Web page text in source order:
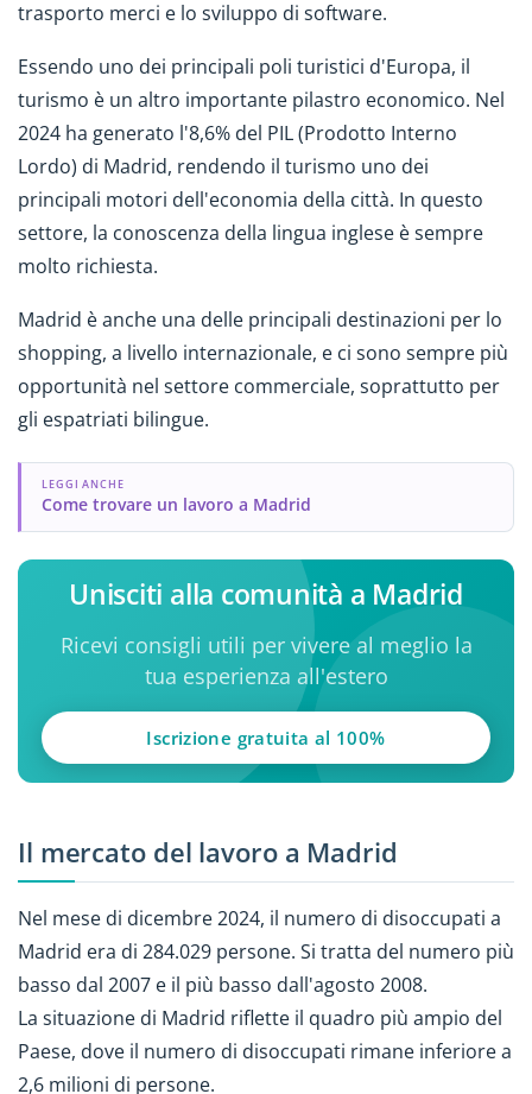
trasporto merci e lo sviluppo di software.
Essendo uno dei principali poli turistici d'Europa, il
turismo è un altro importante pilastro economico. Nel
2024 ha generato l'8,6% del PIL (Prodotto Interno
Lordo) di Madrid, rendendo il turismo uno dei
principali motori dell'economia della città. In questo
settore, la conoscenza della lingua inglese è sempre
molto richiesta.
Madrid è anche una delle principali destinazioni per lo
shopping, a livello internazionale, e ci sono sempre più
opportunità nel settore commerciale, soprattutto per
gli espatriati bilingue.
LEGGI ANCHE
Come trovare un lavoro a Madrid
Unisciti alla comunità a Madrid
Ricevi consigli utili per vivere al meglio la
tua esperienza all'estero
Iscrizione gratuita al 100%
Il mercato del lavoro a Madrid
Nel mese di dicembre 2024, il numero di disoccupati a
Madrid era di 284.029 persone. Si tratta del numero più
basso dal 2007 e il più basso dall'agosto 2008.
La situazione di Madrid riflette il quadro più ampio del
Paese, dove il numero di disoccupati rimane inferiore a
2,6 milioni di persone.